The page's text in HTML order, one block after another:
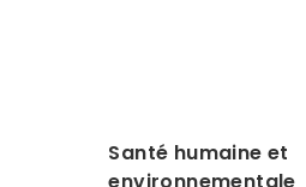
Santé humaine et